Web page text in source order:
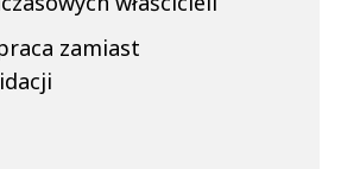
zamiast